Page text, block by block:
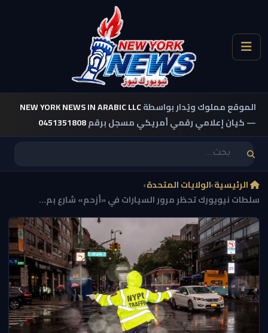
الموقع مملوك ويُدار بواسطةNEW YORK NEWS IN ARABIC LLC
— كيان إعلامي رقمي أمريكي مسجل برقم0451351808
الرئيسية›الولايات المتحدة›
سلطات نيويورك تحظر مرور السيارات في «أزحم» شارع بم...